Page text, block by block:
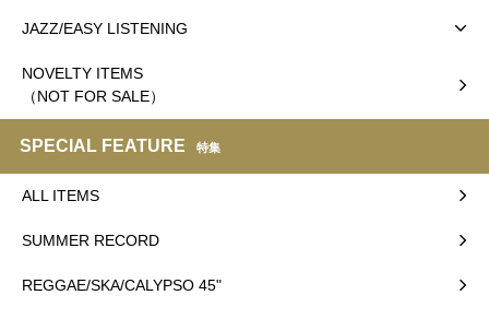
JAZZ/EASY LISTENING
NOVELTY ITEMS
（NOT FOR SALE）
SPECIAL FEATURE 特集
ALL ITEMS
SUMMER RECORD
REGGAE/SKA/CALYPSO 45"